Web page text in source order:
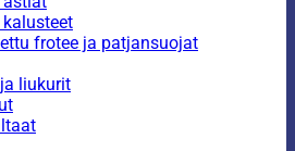
frotee ja patjansuojat
liukurit